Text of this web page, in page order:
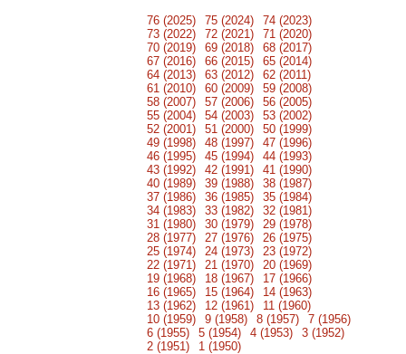
76 (2025) 75 (2024)
74 (2023)
73 (2022)
72 (2021)
71 (2020)
70 (2019)
69 (2018)
68 (2017)
67 (2016)
66 (2015)
65 (2014)
64 (2013)
63 (2012)
62 (2011)
61 (2010)
60 (2009)
59 (2008)
58 (2007)
57 (2006)
56 (2005)
55 (2004)
54 (2003)
53 (2002)
52 (2001)
51 (2000)
50 (1999)
49 (1998)
48 (1997)
47 (1996)
46 (1995)
45 (1994)
44 (1993)
43 (1992)
42 (1991)
41 (1990)
40 (1989)
39 (1988)
38 (1987)
37 (1986)
36 (1985)
35 (1984)
34 (1983)
33 (1982)
32 (1981)
31 (1980)
30 (1979)
29 (1978)
28 (1977)
27 (1976)
26 (1975)
25 (1974)
24 (1973)
23 (1972)
22 (1971)
21 (1970)
20 (1969)
19 (1968)
18 (1967)
17 (1966)
16 (1965)
15 (1964)
14 (1963)
13 (1962)
12 (1961)
11 (1960)
10 (1959)
9 (1958) 8 (1957)
7 (1956)
6 (1955)
5 (1954) 4 (1953)
3 (1952)
2 (1951)
1 (1950)